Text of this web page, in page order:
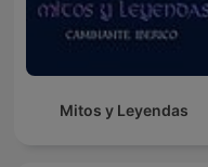
Mitos y Leyendas